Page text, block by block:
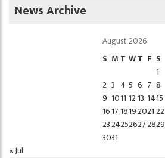
News Archive
August 2026
S M T WT F S
1
2 3 4 5 6 7 8
9 1011 12 13 1415
1617 1819202122
23242526272829
3031
« Jul